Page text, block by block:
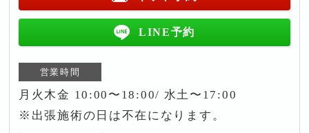
LINE予約
営業時間
月火木金 10:00〜18:00/ 水土〜17:00
※出張施術の日は不在になります。